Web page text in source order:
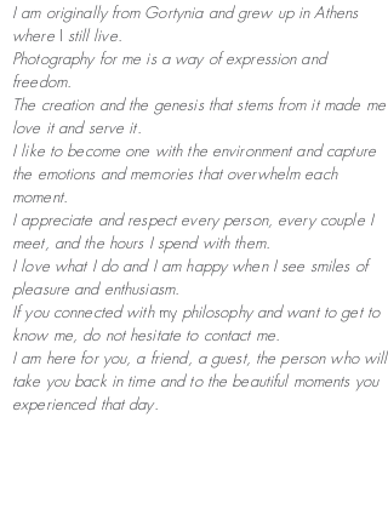
I am originally from Gortynia and grew up in Athens
whereI still live.
Photography for me is a way of expression and
freedom.
The creation and the genesis that stems from it made me
love it and serve it.
I like to become one with the environment and capture
the emotions and memories that overwhelm each
moment.
I appreciate and respect every person, every couple I
meet, and the hours I spend with them.
I love what I do and I am happy when I see smiles of
pleasure and enthusiasm.
If you connected withmy philosophy and want to get to
know me, do not hesitate to contact me.
I am here for you, a friend, a guest, the person who will
take you back in time and to the beautiful moments you
experienced that day.